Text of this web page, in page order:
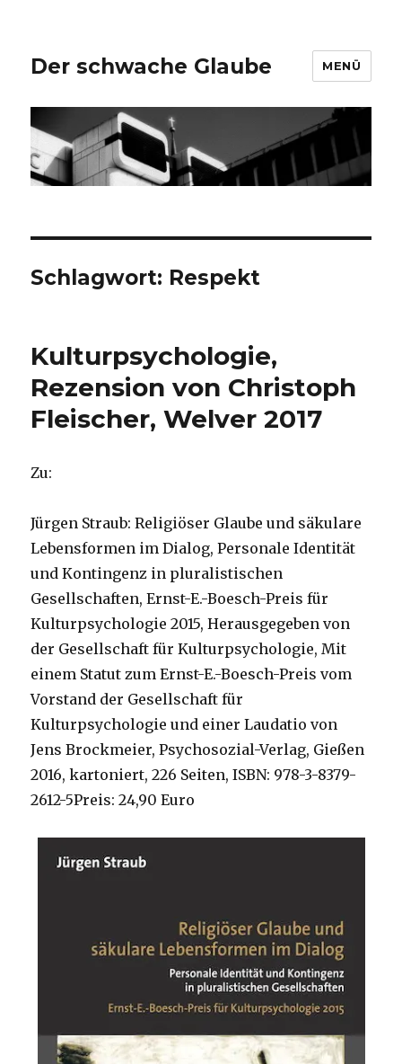
Der schwache Glaube MENÜ
Schlagwort: Respekt
Kulturpsychologie,
Rezension von Christoph
Fleischer, Welver 2017
Zu:
Jürgen Straub: Religiöser Glaube und säkulare
Lebensformen im Dialog, Personale Identität
und Kontingenz in pluralistischen
Gesellschaften, Ernst-E.-Boesch-Preis für
Kulturpsychologie 2015, Herausgegeben von
der Gesellschaft für Kulturpsychologie, Mit
einem Statut zum Ernst-E.-Boesch-Preis vom
Vorstand der Gesellschaft für
Kulturpsychologie und einer Laudatio von
Jens Brockmeier, Psychosozial-Verlag, Gießen
2016, kartoniert, 226 Seiten, ISBN: 978-3-8379-
2612-5Preis: 24,90 Euro